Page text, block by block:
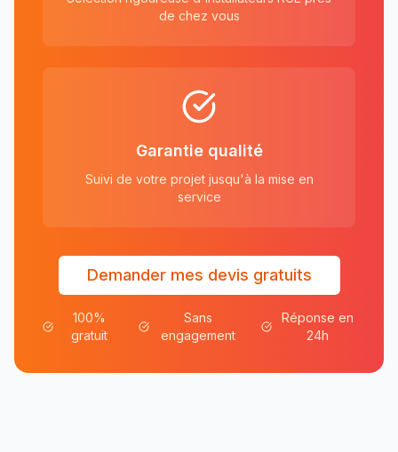
de chez vous
Garantie qualité
Suivi de votre projet jusqu'à la mise en
service
Demander mes devis gratuits
100%
gratuit
Sans
engagement
Réponse en
24h